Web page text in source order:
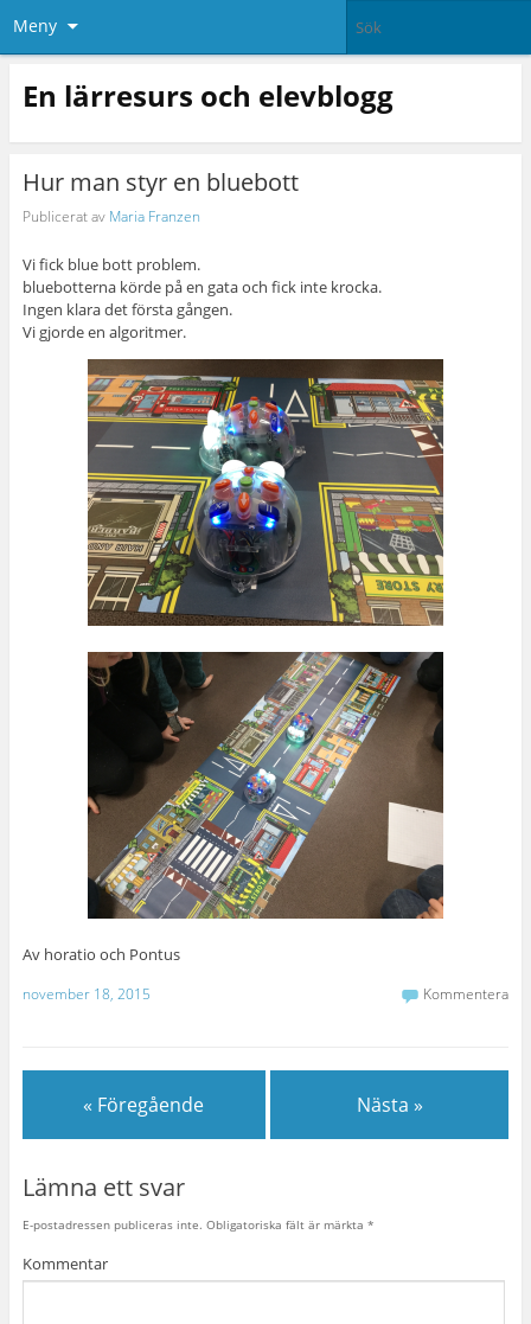
Meny
En lärresurs och elevblogg
Hur man styr en bluebott
Publicerat av Maria Franzen
Vi fick blue bott problem.
bluebotterna körde på en gata och fick inte krocka.
Ingen klara det första gången.
Vi gjorde en algoritmer.
Av horatio och Pontus
november 18, 2015 Kommentera
« Föregående Nästa »
Lämna ett svar
E-postadressen publiceras inte. Obligatoriska fält är märkta *
Kommentar